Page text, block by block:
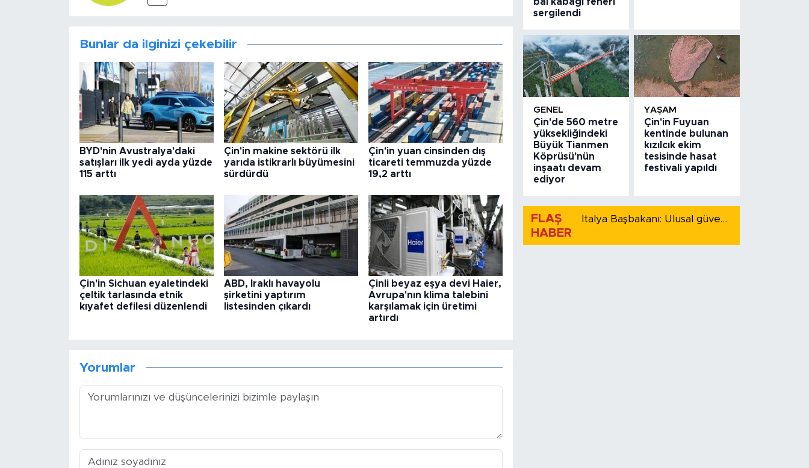
Bunlar da ilginizi çekebilir
BYD'nin Avustralya'daki
satışları ilk yedi ayda yüzde
115 arttı
Çin'in makine sektörü ilk
yarıda istikrarlı büyümesini
sürdürdü
Çin'in yuan cinsinden dış
ticareti temmuzda yüzde
19,2 arttı
Çin'in Sichuan eyaletindeki
çeltik tarlasında etnik
kıyafet defilesi düzenlendi
ABD, Iraklı havayolu
şirketini yaptırım
listesinden çıkardı
Çinli beyaz eşya devi Haier,
Avrupa'nın klima talebini
karşılamak için üretimi
artırdı
Yorumlar
sergilendi
GENEL
Çin'de 560 metre
yüksekliğindeki
Büyük Tianmen
Köprüsü'nün
inşaatı devam
ediyor
YAŞAM
Çin'in Fuyuan
kentinde bulunan
kızılcık ekim
tesisinde hasat
festivali yapıldı
FLAŞ
HABER
İtalya Başbakanı: Ulusal güvenliği korumak için İspanya ile Schengen kapsamındaki serbest dolaşımı askıya alıyoruz